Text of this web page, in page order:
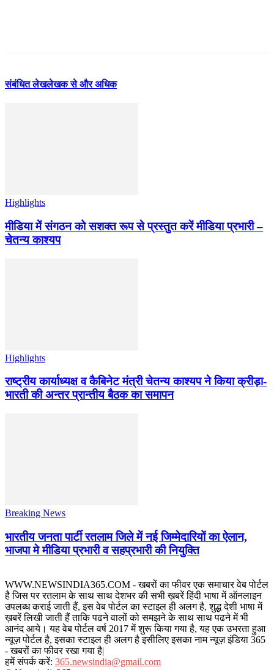
संबंधित लेखलेखक से और अधिक
Highlights
मीडिया में संगठन को सशक्त रूप से प्रस्तुत करें मीडिया प्रभारी –
चेतन्य काश्यप
Highlights
राष्ट्रीय कार्याध्यक्ष व कैबिनेट मंत्री चेतन्य काश्यप ने किया क्रीड़ा-
भारती की अन्तर प्रान्तीय बैठक का समापन
Breaking News
भारतीय जनता पार्टी रतलाम जिले में नई जिम्मेदारियों का ऐलान,
भाजपा मे मीडिया प्रभारी व सहप्रभारी की नियुक्ति
WWW.NEWSINDIA365.COM - खबरों का फीवर एक समाचार वेब पोर्टल
है जिस पर रतलाम के साथ साथ देशभर की सभी ख़बरें हिंदी भाषा में ऑनलाइन
उपलब्ध कराई जाती हैं, इस वेब पोर्टल का स्टाइल ही अलग है, शुद्ध देशी भाषा में
ख़बरें लिखी जाती हैं ताकि पढने वालों को समझने के साथ साथ पढने में भी
आनंद आये। यह वेब पोर्टल वर्ष 2017 में शुरू किया गया है, यह एक उभरता हुआ
न्यूज़ पोर्टल है, इसका स्टाइल ही अलग है इसीलिए इसका नाम न्यूज़ इंडिया 365
- खबरों का फीवर रखा गया है|
हमें संपर्क करें: 365.newsindia@gmail.com